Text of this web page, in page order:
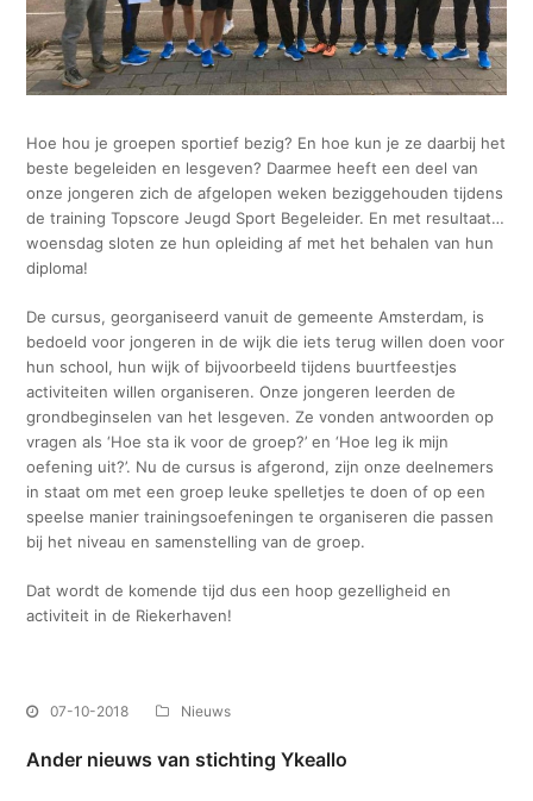
Hoe hou je groepen sportief bezig? En hoe kun je ze daarbij het
beste begeleiden en lesgeven? Daarmee heeft een deel van
onze jongeren zich de afgelopen weken beziggehouden tijdens
de training Topscore Jeugd Sport Begeleider. En met resultaat…
woensdag sloten ze hun opleiding af met het behalen van hun
diploma!
De cursus, georganiseerd vanuit de gemeente Amsterdam, is
bedoeld voor jongeren in de wijk die iets terug willen doen voor
hun school, hun wijk of bijvoorbeeld tijdens buurtfeestjes
activiteiten willen organiseren. Onze jongeren leerden de
grondbeginselen van het lesgeven. Ze vonden antwoorden op
vragen als ‘Hoe sta ik voor de groep?’ en ‘Hoe leg ik mijn
oefening uit?’. Nu de cursus is afgerond, zijn onze deelnemers
in staat om met een groep leuke spelletjes te doen of op een
speelse manier trainingsoefeningen te organiseren die passen
bij het niveau en samenstelling van de groep.
Dat wordt de komende tijd dus een hoop gezelligheid en
activiteit in de Riekerhaven!
07-10-2018 Nieuws
Ander nieuws van stichting Ykeallo